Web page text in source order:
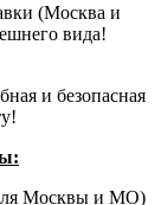
(Москва и
вида!
и безопасная
Москвы и МО)